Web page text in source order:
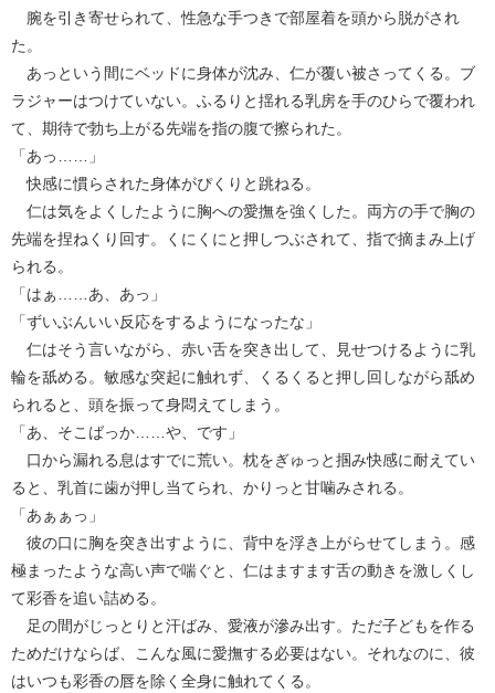
腕を引き寄せられて、性急な手つきで部屋着を頭から脱がされ
た。
あっという間にベッドに身体が沈み、仁が覆い被さってくる。ブ
ラジャーはつけていない。ふるりと揺れる乳房を手のひらで覆われ
て、期待で勃ち上がる先端を指の腹で擦られた。
「あっ……」
快感に慣らされた身体がぴくりと跳ねる。
仁は気をよくしたように胸への愛撫を強くした。両方の手で胸の
先端を捏ねくり回す。くにくにと押しつぶされて、指で摘まみ上げ
られる。
「はぁ……あ、あっ」
「ずいぶんいい反応をするようになったな」
仁はそう言いながら、赤い舌を突き出して、見せつけるように乳
輪を舐める。敏感な突起に触れず、くるくると押し回しながら舐め
られると、頭を振って身悶えてしまう。
「あ、そこばっか……や、です」
口から漏れる息はすでに荒い。枕をぎゅっと掴み快感に耐えてい
ると、乳首に歯が押し当てられ、かりっと甘噛みされる。
「あぁぁっ」
彼の口に胸を突き出すように、背中を浮き上がらせてしまう。感
極まったような高い声で喘ぐと、仁はますます舌の動きを激しくし
て彩香を追い詰める。
足の間がじっとりと汗ばみ、愛液が滲み出す。ただ子どもを作る
ためだけならば、こんな風に愛撫する必要はない。それなのに、彼
はいつも彩香の唇を除く全身に触れてくる。